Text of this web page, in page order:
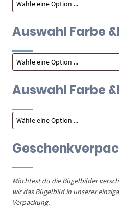
Auswahl Farbe
Auswahl Farbe
Möchtest du die Bügelbilder
wir das Bügelbild in unserer
Verpackung.